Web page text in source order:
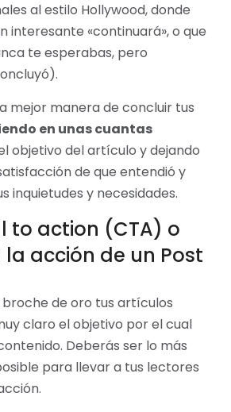
al estilo Hollywood, donde
interesante «continuará», o que
te esperabas, pero
mejor manera de concluir tus
en unas cuantas
objetivo del artículo y dejando
de que entendió y
inquietudes y necesidades.
to action (CTA) o
acción de un Post
de oro tus artículos
claro el objetivo por el cual
Deberás ser lo más
para llevar a tus lectores